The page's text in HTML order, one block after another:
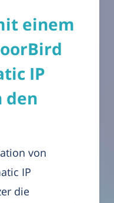
einem
IP
den
von
IP
die